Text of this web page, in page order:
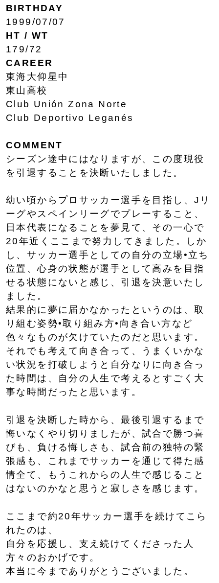
BIRTHDAY
1999/07/07
HT / WT
179/72
CAREER
東海大仰星中
東山高校
Club Unión Zona Norte
Club Deportivo Leganés
COMMENT
シーズン途中にはなりますが、この度現役
を引退することを決断いたしました。
幼い頃からプロサッカー選手を目指し、Jリ
ーグやスペインリーグでプレーすること、
日本代表になることを夢見て、その一心で
20年近くここまで努力してきました。しか
し、サッカー選手としての自分の立場•立ち
位置、心身の状態が選手として高みを目指
せる状態にないと感じ、引退を決意いたし
ました。
結果的に夢に届かなかったというのは、取
り組む姿勢•取り組み方•向き合い方など
色々なものが欠けていたのだと思います。
それでも考えて向き合って、うまくいかな
い状況を打破しようと自分なりに向き合っ
た時間は、自分の人生で考えるとすごく大
事な時間だったと思います。
引退を決断した時から、最後引退するまで
悔いなくやり切りましたが、試合で勝つ喜
びも、負ける悔しさも、試合前の独特の緊
張感も、これまでサッカーを通じて得た感
情全て、もうこれからの人生で感じること
はないのかなと思うと寂しさを感じます。
ここまで約20年サッカー選手を続けてこら
れたのは、
自分を応援し、支え続けてくださった人
方々のおかげです。
本当に今までありがとうございました。